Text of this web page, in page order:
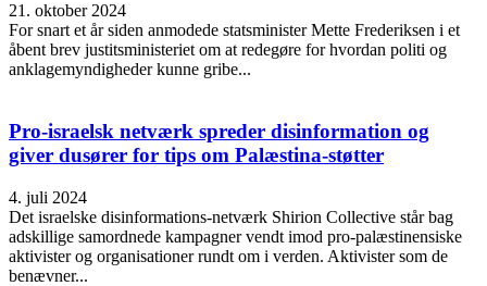
21. oktober 2024
For snart et år siden anmodede statsminister Mette Frederiksen i et
åbent brev justitsministeriet om at redegøre for hvordan politi og
anklagemyndigheder kunne gribe...
Pro-israelsk netværk spreder disinformation og
giver dusører for tips om Palæstina-støtter
4. juli 2024
Det israelske disinformations-netværk Shirion Collective står bag
adskillige samordnede kampagner vendt imod pro-palæstinensiske
aktivister og organisationer rundt om i verden. Aktivister som de
benævner...